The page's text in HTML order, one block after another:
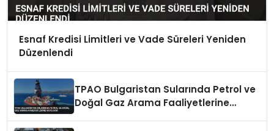
Esnaf Kredisi Limitleri ve Vade Süreleri Yeniden
Düzenlendi
TPAO Bulgaristan Sularında Petrol ve
Doğal Gaz Arama Faaliyetlerine